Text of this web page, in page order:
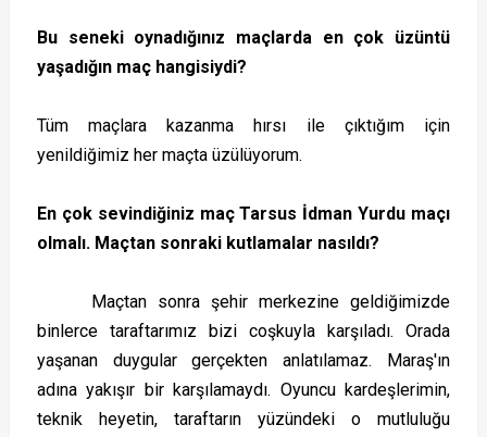
Bu seneki oynadığınız maçlarda en çok üzüntü
yaşadığın maç hangisiydi?
Tüm maçlara kazanma hırsı ile çıktığım için
yenildiğimiz her maçta üzülüyorum.
En çok sevindiğiniz maç Tarsus İdman Yurdu maçı
olmalı. Maçtan sonraki kutlamalar nasıldı?
Maçtan sonra şehir merkezine geldiğimizde
binlerce taraftarımız bizi coşkuyla karşıladı. Orada
yaşanan duygular gerçekten anlatılamaz. Maraş'ın
adına yakışır bir karşılamaydı. Oyuncu kardeşlerimin,
teknik heyetin, taraftarın yüzündeki o mutluluğu